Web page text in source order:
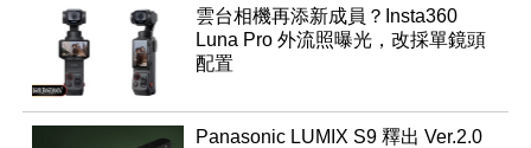
雲台相機再添新成員？Insta360
Luna Pro 外流照曝光，改採單鏡頭
配置
Panasonic LUMIX S9 釋出 Ver.2.0